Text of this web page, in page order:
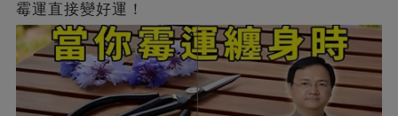
霉運直接變好運！